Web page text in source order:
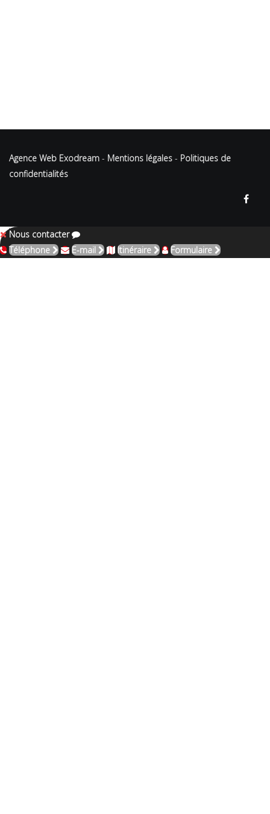
Agence Web Exodream - Mentions légales - Politiques de
confidentialités
Nous contacter
Téléphone
E-mail Itinéraire Formulaire